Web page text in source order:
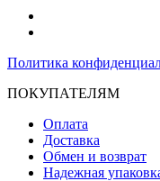
Политика
ПОКУПАТЕЛЯМ
Оплата
Доставка
Обмен и возврат
Надежная